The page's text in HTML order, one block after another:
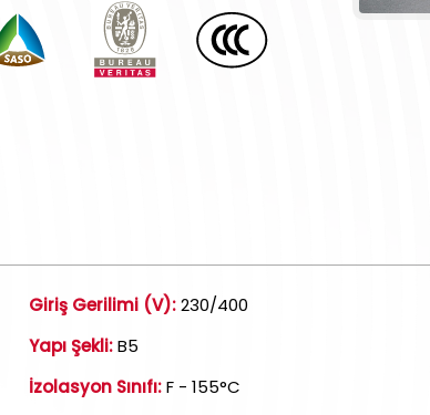
Giriş Gerilimi (V):230/400
Yapı Şekli:B5
İzolasyon Sınıfı:F - 155°C